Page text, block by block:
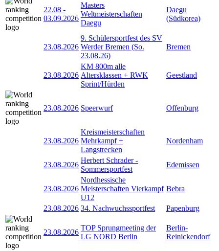
22.08 -
03.09.2026
Masters
Weltmeisterschaften
Daegu
Daegu
(Südkorea)
23.08.2026
9. Schülersportfest des SV
Werder Bremen (So.
23.08.26)
Bremen
23.08.2026
KM 800m alle
Altersklassen + RWK
Sprint/Hürden
Geestland
23.08.2026 Speerwurf Offenburg
23.08.2026
Kreismeisterschaften
Mehrkampf +
Langstrecken
Nordenham
23.08.2026
Herbert Schrader -
Sommersportfest
Edemissen
23.08.2026
Nordhessische
Meisterschaften Vierkampf
U12
Bebra
23.08.2026 34. Nachwuchssportfest Papenburg
23.08.2026
TOP Sprungmeeting der
LG NORD Berlin
Berlin-
Reinickendorf